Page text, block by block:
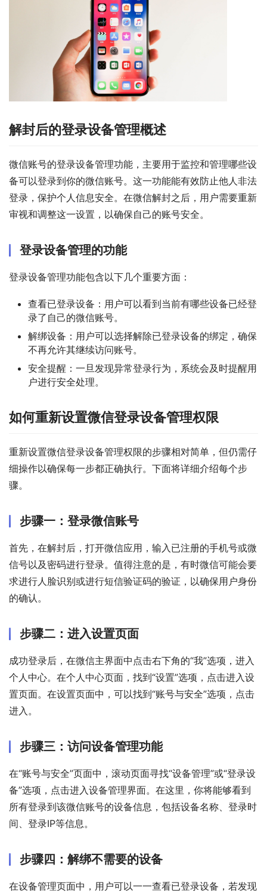
解封后的登录设备管理概述
微信账号的登录设备管理功能，主要用于监控和管理哪些设
备可以登录到你的微信账号。这一功能能有效防止他人非法
登录，保护个人信息安全。在微信解封之后，用户需要重新
审视和调整这一设置，以确保自己的账号安全。
登录设备管理的功能
登录设备管理功能包含以下几个重要方面：
查看已登录设备：用户可以看到当前有哪些设备已经登
录了自己的微信账号。
解绑设备：用户可以选择解除已登录设备的绑定，确保
不再允许其继续访问账号。
安全提醒：一旦发现异常登录行为，系统会及时提醒用
户进行安全处理。
如何重新设置微信登录设备管理权限
重新设置微信登录设备管理权限的步骤相对简单，但仍需仔
细操作以确保每一步都正确执行。下面将详细介绍每个步
骤。
步骤一：登录微信账号
首先，在解封后，打开微信应用，输入已注册的手机号或微
信号以及密码进行登录。值得注意的是，有时微信可能会要
求进行人脸识别或进行短信验证码的验证，以确保用户身份
的确认。
步骤二：进入设置页面
成功登录后，在微信主界面中点击右下角的“我”选项，进入
个人中心。在个人中心页面，找到“设置”选项，点击进入设
置页面。在设置页面中，可以找到“账号与安全”选项，点击
进入。
步骤三：访问设备管理功能
在“账号与安全”页面中，滚动页面寻找“设备管理”或“登录设
备”选项，点击进入设备管理界面。在这里，你将能够看到
所有登录到该微信账号的设备信息，包括设备名称、登录时
间、登录IP等信息。
步骤四：解绑不需要的设备
在设备管理页面中，用户可以一一查看已登录设备，若发现